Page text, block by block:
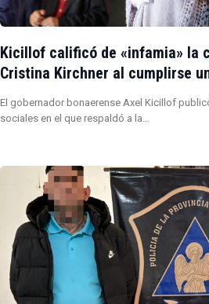
Kicillof calificó de «infamia» la
Cristina Kirchner al cumplirse
El gobernador bonaerense Axel Kicillof
sociales en el que respaldó a la…